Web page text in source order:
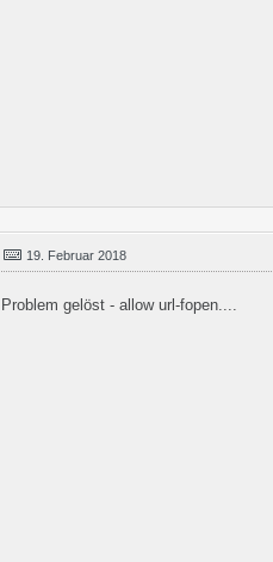
19. Februar 2018
Problem gelöst - allow url-fopen....